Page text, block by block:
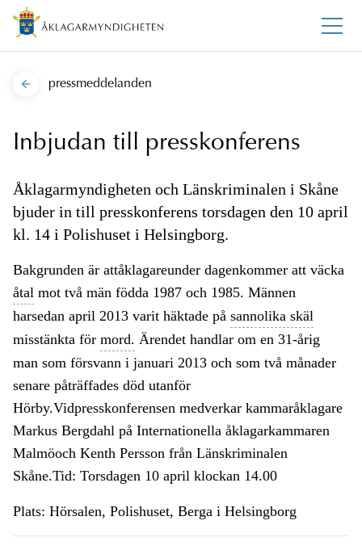
pressmeddelanden
Inbjudan till presskonferens
Åklagarmyndigheten och Länskriminalen i Skåne
bjuder in till presskonferens torsdagen den 10 april
kl. 14 i Polishuset i Helsingborg.
Bakgrunden är attåklagareunder dagenkommer att väcka
åtal mot två män födda 1987 och 1985. Männen
harsedan april 2013 varit häktade på sannolika skäl
misstänkta för mord. Ärendet handlar om en 31-årig
man som försvann i januari 2013 och som två månader
senare påträffades död utanför
Hörby.Vidpresskonferensen medverkar kammaråklagare
Markus Bergdahl på Internationella åklagarkammaren
Malmöoch Kenth Persson från Länskriminalen
Skåne.Tid: Torsdagen 10 april klockan 14.00
Plats: Hörsalen, Polishuset, Berga i Helsingborg